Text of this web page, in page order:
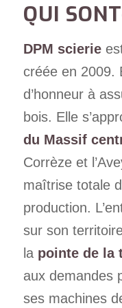
QUI
DPM scierie
créée en 2009.
d’honneur à
bois. Elle
du Massif
Corrèze et
maîtrise totale
production.
sur son
la pointe de la
aux demandes
ses machines